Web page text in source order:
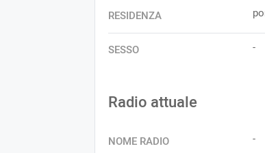
RESIDENZA
SESSO -
Radio attuale
NOME RADIO -